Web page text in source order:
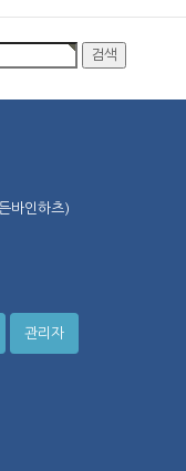
바인하츠)
관리자